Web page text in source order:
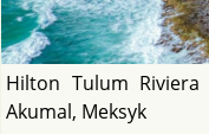
Hilton Tulum
Akumal, Meksyk